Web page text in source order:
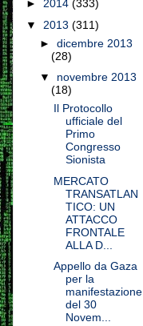
► 2014 (333)
▼ 2013 (311)
► dicembre 2013
(28)
▼ novembre 2013
(18)
Il Protocollo
ufficiale del
Primo
Congresso
Sionista
MERCATO
TRANSATLAN
TICO: UN
ATTACCO
FRONTALE
ALLA D...
Appello da Gaza
per la
manifestazione
del 30
Novem...